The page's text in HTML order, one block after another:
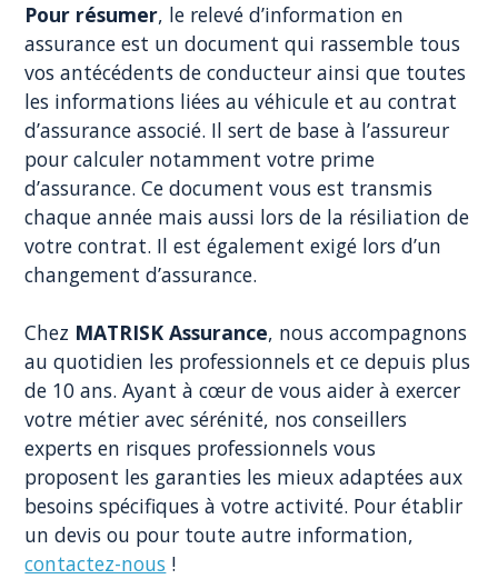
Pour résumer, le relevé d’information en
assurance est un document qui rassemble tous
vos antécédents de conducteur ainsi que toutes
les informations liées au véhicule et au contrat
d’assurance associé. Il sert de base à l’assureur
pour calculer notamment votre prime
d’assurance. Ce document vous est transmis
chaque année mais aussi lors de la résiliation de
votre contrat. Il est également exigé lors d’un
changement d’assurance.
Chez MATRISK Assurance, nous accompagnons
au quotidien les professionnels et ce depuis plus
de 10 ans. Ayant à cœur de vous aider à exercer
votre métier avec sérénité, nos conseillers
experts en risques professionnels vous
proposent les garanties les mieux adaptées aux
besoins spécifiques à votre activité. Pour établir
un devis ou pour toute autre information,
contactez-nous !